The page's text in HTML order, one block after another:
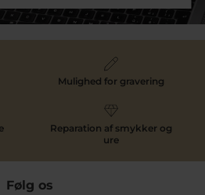
Mulighed for gravering
Reparation af smykker og
ure
Følg os